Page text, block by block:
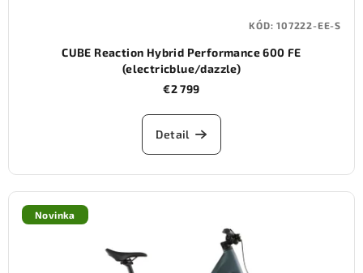
CUBE Reaction Hybrid Performance 600 FE
(electricblue/dazzle)
€2 799
Detail
KÓD:107222-EE-S
Novinka